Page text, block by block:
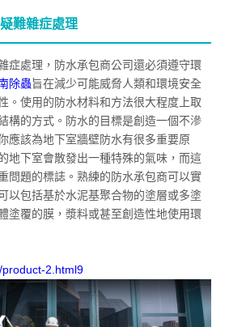
難雜症處理
症處理，防水承包商公司還必須遵守環
除蟲旨在減少可能威脅人類和環境安全
。使用的防水材料和方法很大程度上取
構的方式。防水的目標是創造一個不滲
應該為地下室牆壁防水有很多重要原
地下室會散發出一種特殊的氣味，而這
問題的標誌。熟練的防水承包商可以實
以包括基於水泥基聚合物的塗層或多塗
塗覆的膜，漿料或甚至創造性地使用環
2.html9